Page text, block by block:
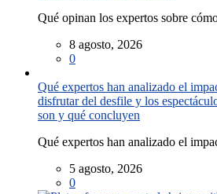
Qué opinan los expertos sobre
8 agosto, 2026
0
Qué expertos han analizado el
disfrutar del desfile y los
son y qué concluyen
Qué expertos han analizado el
5 agosto, 2026
0